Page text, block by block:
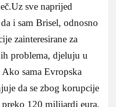
sve naprijed
i sam Brisel, odnosno
zainteresirane za
problema, djeluju u
sama Evropska
da se zbog korupcije
120 milijardi eura,